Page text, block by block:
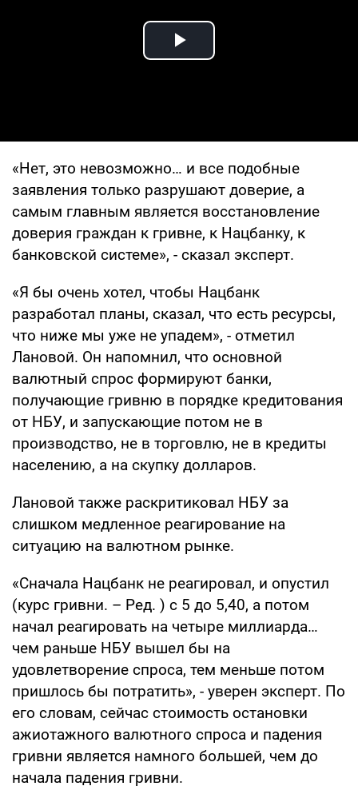
Play Video
«Нет, это невозможно… и все подобные
заявления только разрушают доверие, а
самым главным является восстановление
доверия граждан к гривне, к Нацбанку, к
банковской системе», - сказал эксперт.
«Я бы очень хотел, чтобы Нацбанк
разработал планы, сказал, что есть ресурсы,
что ниже мы уже не упадем», - отметил
Лановой. Он напомнил, что основной
валютный спрос формируют банки,
получающие гривню в порядке кредитования
от НБУ, и запускающие потом не в
производство, не в торговлю, не в кредиты
населению, а на скупку долларов.
Лановой также раскритиковал НБУ за
слишком медленное реагирование на
ситуацию на валютном рынке.
«Сначала Нацбанк не реагировал, и опустил
(курс гривни. – Ред. ) с 5 до 5,40, а потом
начал реагировать на четыре миллиарда…
чем раньше НБУ вышел бы на
удовлетворение спроса, тем меньше потом
пришлось бы потратить», - уверен эксперт. По
его словам, сейчас стоимость остановки
ажиотажного валютного спроса и падения
гривни является намного большей, чем до
начала падения гривни.